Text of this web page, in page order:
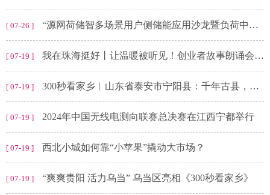
[ 07-26 ] “源网荷储智多场景用户侧储能应用沙龙暨负荷中心低碳保供与灵活性资源潜力研究成果发布”在江苏苏州举行
[ 07-19 ] 我在珠海挺好丨让温暖被听见！创业者故事朗诵会温情上演
[ 07-19 ] 300秒看家乡︱山东省泰安市宁阳县：千年古县，魅力宁阳
[ 07-19 ] 2024年中国无线电测向联赛总决赛在江西宁都举行
[ 07-19 ] 西北小城如何靠“小苹果”撬动大市场？
[ 07-19 ] “爽爽贵阳 活力乌当” 乌当区亮相《300秒看家乡》